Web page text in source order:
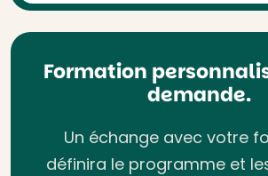
Formation
demande.
Un échange avec votre
définira le programme et